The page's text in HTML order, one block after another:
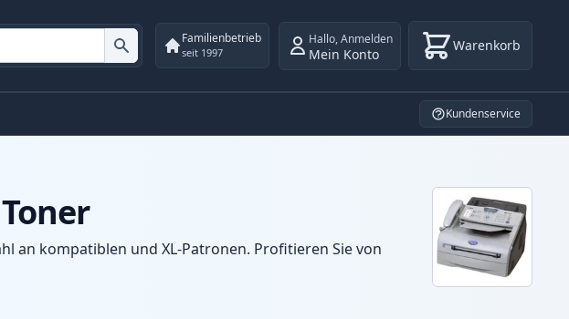
Familienbetrieb
seit 1997
Hallo,Anmelden
Mein Konto Warenkorb
Kundenservice
an kompatiblen und XL-Patronen. Profitieren Sie von